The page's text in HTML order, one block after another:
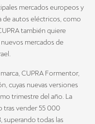
mercados europeos y
de autos eléctricos, como
también quiere
mercados de
CUPRA Formentor,
cuyas nuevas versiones
trimestre del año. La
tras vender 55 000
superando todas las